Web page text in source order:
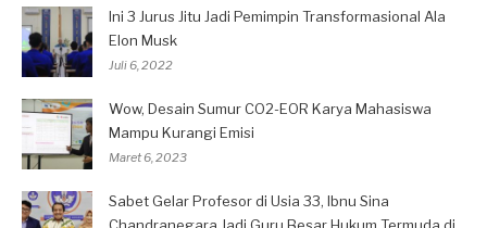
Ini 3 Jurus Jitu Jadi Pemimpin Transformasional Ala
Elon Musk
Juli 6, 2022
Wow, Desain Sumur CO2-EOR Karya Mahasiswa
Mampu Kurangi Emisi
Maret 6, 2023
Sabet Gelar Profesor di Usia 33, Ibnu Sina